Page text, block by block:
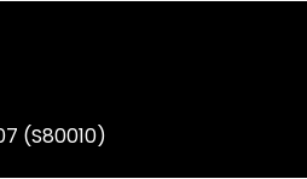
(S80010)